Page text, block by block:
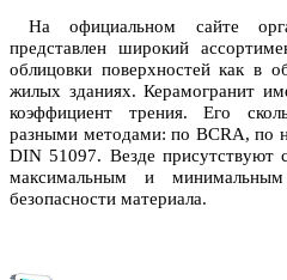
На официальном сайте
представлен широкий
облицовки поверхностей как в
жилых зданиях. Керамогранит
коэффициент трения. Его
разными методами: по BCRA, по
DIN 51097. Везде присутствуют
максимальным и
безопасности материала.